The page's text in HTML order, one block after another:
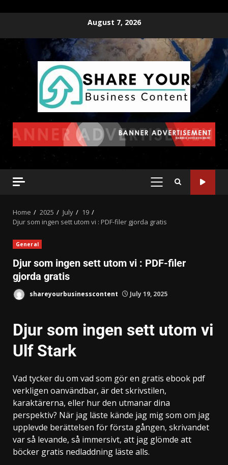
August 7, 2026
Home 2025 July
19
Djur som ingen sett utom vi : PDF-filer gjorda gratis
General
Djur som ingen sett utom vi : PDF-filer
gjorda gratis
shareyourbusinesscontent July 19, 2025
Djur som ingen sett utom vi
Ulf Stark
Vad tycker du om vad som gör en gratis ebook pdf
verkligen oanvändbar, är det skrivstilen,
karaktärerna, eller hur den utmanar dina
perspektiv? När jag läste kände jag mig som om jag
upplevde berättelsen för första gången, skrivandet
var så levande, så immersivt, att jag glömde att
böcker gratis nedladdning läste alls.